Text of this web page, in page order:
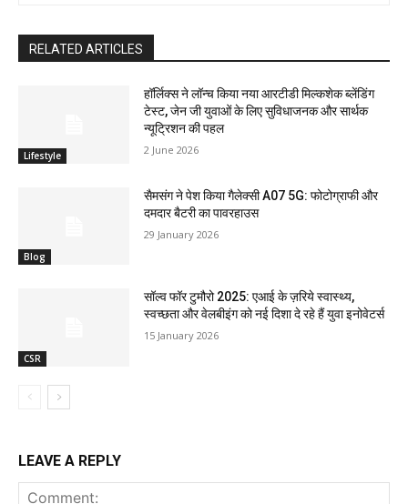
RELATED ARTICLES
Lifestyle
हॉर्लिक्स ने लॉन्च किया नया आरटीडी मिल्कशेक ब्लेंडिंग
टेस्ट, जेन जी युवाओं के लिए सुविधाजनक और सार्थक
न्यूट्रिशन की पहल
2 June 2026
Blog
सैमसंग ने पेश किया गैलेक्सी A07 5G: फोटोग्राफी और
दमदार बैटरी का पावरहाउस
29 January 2026
CSR
सॉल्व फॉर टुमौरो 2025: एआई के ज़रिये स्वास्थ्य,
स्वच्छता और वेलबीइंग को नई दिशा दे रहे हैं युवा इनोवेटर्स
15 January 2026
LEAVE A REPLY